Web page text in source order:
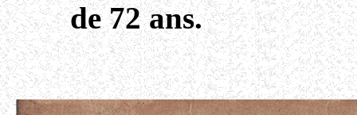
de 72 ans.